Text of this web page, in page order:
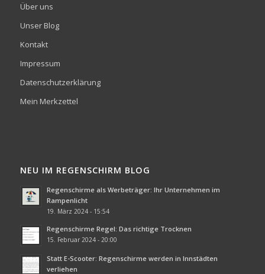
Über uns
Unser Blog
Kontakt
Impressum
Datenschutzerklärung
Mein Merkzettel
NEU IM REGENSCHIRM BLOG
Regenschirme als Werbeträger: Ihr Unternehmen im
Rampenlicht
19. März 2024 - 15:54
Regenschirme Regel: Das richtige Trocknen
15. Februar 2024 - 20:00
Statt E-Scooter: Regenschirme werden in Innstädten
verliehen